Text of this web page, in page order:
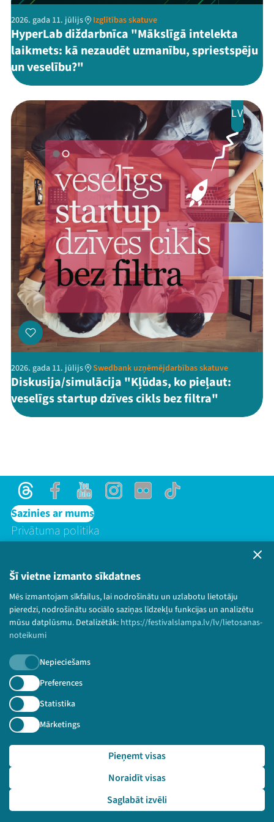
Šī vietne izmanto sīkdatnes
Mēs izmantojam sīkfailus, lai nodrošinātu un uzlabotu lietotāju
pieredzi, nodrošinātu sociālo saziņas līdzekļu funkcijas un analizētu
mūsu datplūsmu. Detalizētāk: https://festivalslampa.lv/lv/lietosanas-
noteikumi
Nepieciešams
Preferences
Statistika
Mārketings
Saglabāt izvēli
Noraidīt visas
Pieņemt visas
2026. gada 11. jūlijs Izglītības skatuve
HyperLab diždarbnīca "Mākslīgā intelekta
laikmets: kā nezaudēt uzmanību, spriestspēju
un veselību?"
LV
2026. gada 11. jūlijs Swedbank uzņēmējdarbības skatuve
Diskusija/simulācija "Kļūdas, ko pieļaut:
veselīgs startup dzīves cikls bez filtra"
ThreadsFacebookYoutubeInstagram
Flick TikTok
Sazinies ar mums
Privātuma politika
© 2026 Sarunu festivāls LAMPA Visas tiesības
paturētas.
Piesakies jaunumiem!
Nepalaid garām aktuālāko informāciju!
Pieteikties
🔗 https://festivalslampa.lv/lv/video-arhivs/2948?sp
eaker=M%C4%81rti%C5%86%C5%A1%20Mitenbergs&speaker_id